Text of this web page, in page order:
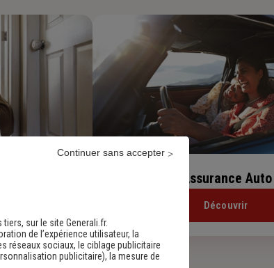
Assurance Auto
Découvrir
sur le site Generali.fr.
de l’expérience utilisateur, la
réseaux sociaux, le ciblage publicitaire
publicitaire), la mesure de
Continuer sans accepter